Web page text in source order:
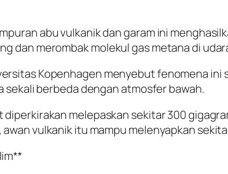
abu vulkanik dan garam ini
dan merombak molekul gas metana di
Kopenhagen menyebut fenomena
berbeda dengan atmosfer bawah.
melepaskan sekitar 300
vulkanik itu mampu melenyapkan